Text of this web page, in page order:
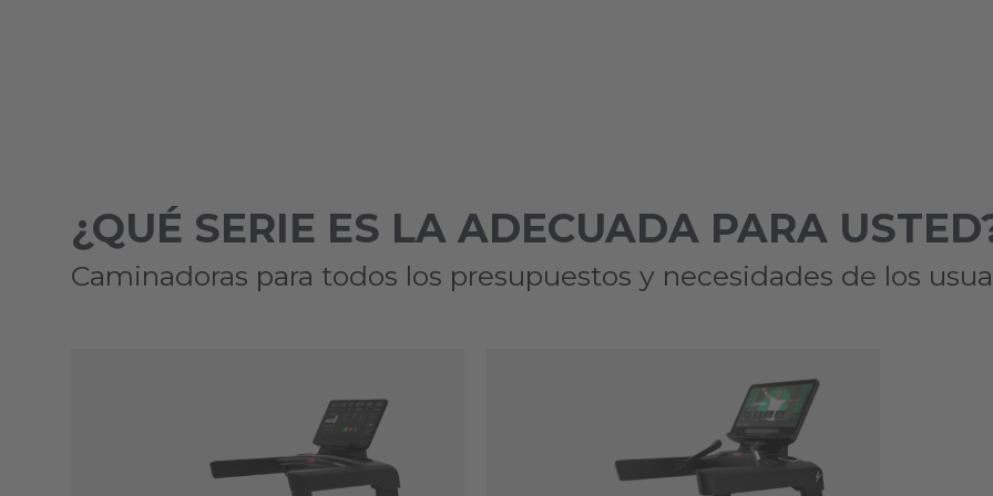
¿QUÉ SERIE ES LA ADECUADA PARA
Caminadoras para todos los presupuestos y necesidades de los